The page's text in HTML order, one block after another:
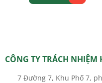
CÔNG TY TRÁCH NHIỆM
7 Đường 7, Khu Phố 7,